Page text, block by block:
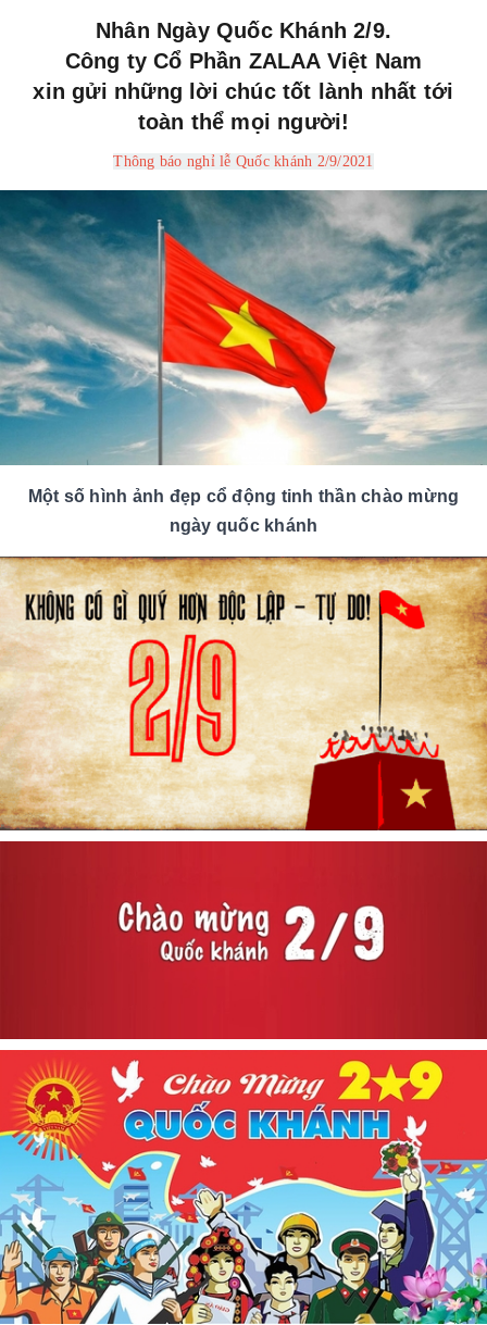
Nhân Ngày Quốc Khánh 2/9.
Công ty Cổ Phần ZALAA Việt Nam
xin gửi những lời chúc tốt lành nhất tới
toàn thể mọi người!
Thông báo nghỉ lễ Quốc khánh 2/9/2021
Một số hình ảnh đẹp cổ động tinh thần chào mừng
ngày quốc khánh